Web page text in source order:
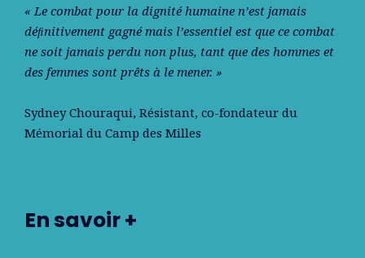
« Le combat pour la dignité humaine n’est jamais
déﬁnitivement gagné mais l’essentiel est que ce combat
ne soit jamais perdu non plus, tant que des hommes et
des femmes sont prêts à le mener. »
Sydney Chouraqui, Résistant, co-fondateur du
Mémorial du Camp des Milles
En savoir +